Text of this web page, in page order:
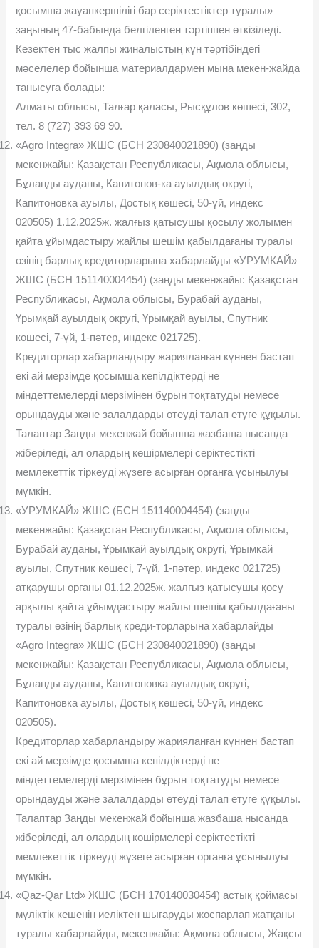
қосымша жауапкершілігі бар серіктестіктер туралы»
заңының 47-бабында белгіленген тəртіппен өткізіледі.
Кезектен тыс жалпы жиналыстың күн тəртібіндегі
мəселелер бойынша материалдармен мына мекен-жайда
танысуға болады:
Алматы облысы, Талғар қаласы, Рысқұлов көшесі, 302,
тел. 8 (727) 393 69 90.
«Agro Integra» ЖШС (БСН 230840021890) (заңды
мекенжайы: Қазақстан Республикасы, Ақмола облысы,
Бұланды ауданы, Капитонов-ка ауылдық округі,
Капитоновка ауылы, Достық көшесі, 50-үй, индекс
020505) 1.12.2025ж. жалғыз қатысушы қосылу жолымен
қайта ұйымдастыру жайлы шешім қабылдағаны туралы
өзінің барлық кредиторларына хабарлайды «УРУМКАЙ»
ЖШС (БСН 151140004454) (заңды мекенжайы: Қазақстан
Республикасы, Ақмола облысы, Бурабай ауданы,
Ұрымқай ауылдық округі, Ұрымқай ауылы, Спутник
көшесі, 7-үй, 1-пəтер, индекс 021725).
Кредиторлар хабарландыру жарияланған күннен бастап
екі ай мерзімде қосымша кепілдіктерді не
міндеттемелерді мерзімінен бұрын тоқтатуды немесе
орындауды жəне залалдарды өтеуді талап етуге құқылы.
Талаптар Заңды мекенжай бойынша жазбаша нысанда
жіберіледі, ал олардың көшірмелері серіктестікті
мемлекеттік тіркеуді жүзеге асырған органға ұсынылуы
мүмкін.
«УРУМКАЙ» ЖШС (БСН 151140004454) (заңды
мекенжайы: Қазақстан Республикасы, Ақмола облысы,
Бурабай ауданы, Ұрымкай ауылдық округі, Ұрымкай
ауылы, Спутник көшесі, 7-үй, 1-пəтер, индекс 021725)
атқарушы органы 01.12.2025ж. жалғыз қатысушы қосу
арқылы қайта ұйымдастыру жайлы шешім қабылдағаны
туралы өзінің барлық креди-торларына хабарлайды
«Agro Integra» ЖШС (БСН 230840021890) (заңды
мекенжайы: Қазақстан Республикасы, Ақмола облысы,
Бұланды ауданы, Капитоновка ауылдық округі,
Капитоновка ауылы, Достық көшесі, 50-үй, индекс
020505).
Кредиторлар хабарландыру жарияланған күннен бастап
екі ай мерзімде қосымша кепілдіктерді не
міндеттемелерді мерзімінен бұрын тоқтатуды немесе
орындауды жəне залалдарды өтеуді талап етуге құқылы.
Талаптар Заңды мекенжай бойынша жазбаша нысанда
жіберіледі, ал олардың көшірмелері серіктестікті
мемлекеттік тіркеуді жүзеге асырған органға ұсынылуы
мүмкін.
«Qaz-Qar Ltd» ЖШС (БСН 170140030454) астық қоймасы
мүліктік кешенін иеліктен шығаруды жоспарлап жатқаны
туралы хабарлайды, мекенжайы: Ақмола облысы, Жақсы